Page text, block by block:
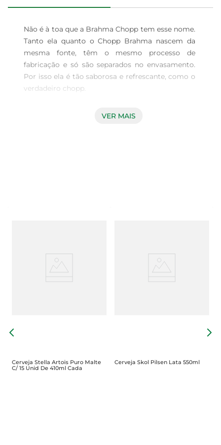
Não é à toa que a Brahma Chopp tem esse nome.
Tanto ela quanto o Chopp Brahma nascem da
mesma fonte, têm o mesmo processo de
fabricação e só são separados no envasamento.
Por isso ela é tão saborosa e refrescante, como o
verdadeiro chopp.
A referencia do sabor de cerveja no Brasil desde
Produto destinado a maiores de 18 anos. Beba
com moderação.
VER MAIS
Cerveja Stella Artois Puro Malte
C/ 15 Unid De 410ml Cada
Cerveja Skol Pilsen Lata 550ml